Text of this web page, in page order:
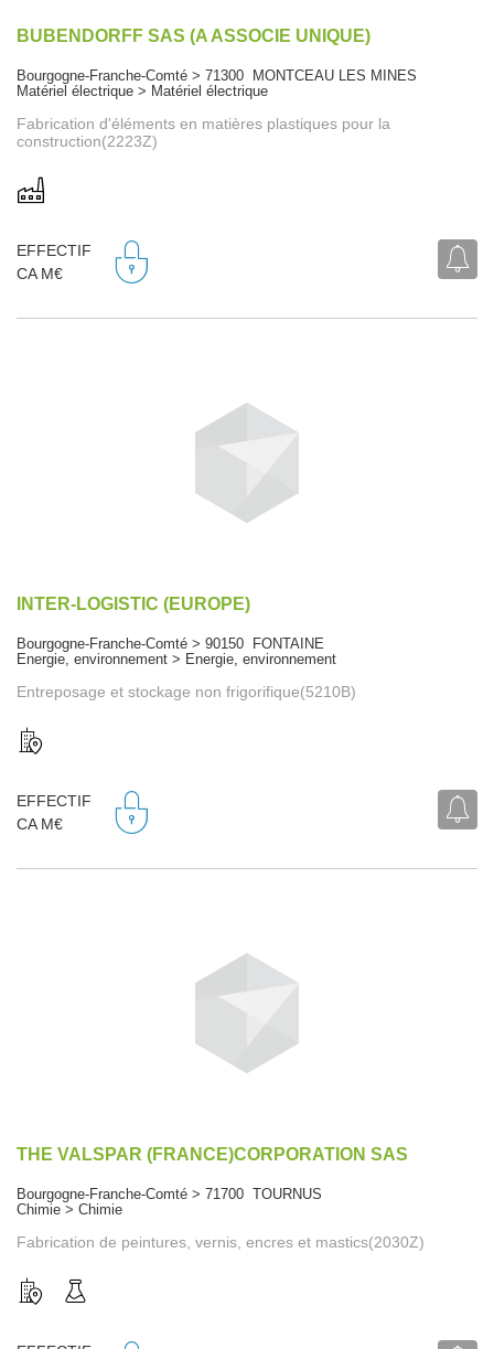
BUBENDORFF SAS (A ASSOCIE UNIQUE)
Bourgogne-Franche-Comté > 71300 MONTCEAU LES MINES
Matériel électrique > Matériel électrique
Fabrication d'éléments en matières plastiques pour la
construction(2223Z)
EFFECTIF
CA M€
INTER-LOGISTIC (EUROPE)
Bourgogne-Franche-Comté > 90150 FONTAINE
Energie, environnement > Energie, environnement
Entreposage et stockage non frigorifique(5210B)
EFFECTIF
CA M€
THE VALSPAR (FRANCE)CORPORATION SAS
Bourgogne-Franche-Comté > 71700 TOURNUS
Chimie > Chimie
Fabrication de peintures, vernis, encres et mastics(2030Z)